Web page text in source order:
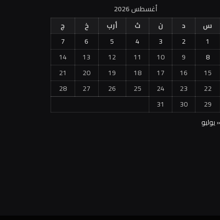
أغسطس 2026
س
د ن ث أرب خ
ج
1
2
3
4
5
6
7
8
9
10
11
12
13
14
15
16
17
18
19
20
21
22
23
24
25
26
27
28
29
30
31
« يوليو